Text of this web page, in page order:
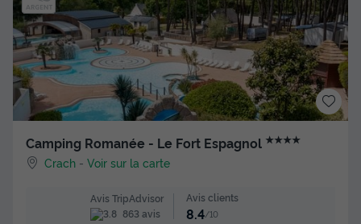
Camping Romanée - Le Fort Espagnol ★★★★
Crach -Voir sur la carte
Avis TripAdvisor
863 avis
Avis clients
8.4/10